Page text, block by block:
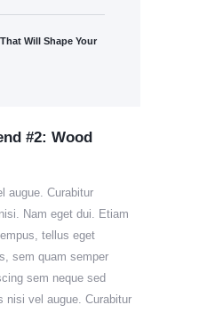
Will Shape Your
#2: Wood
augue. Curabitur
Nam eget dui. Etiam
tellus eget
sem quam semper
sem neque sed
nisi vel augue. Curabitur